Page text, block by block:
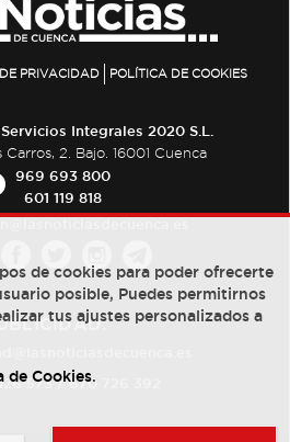
PRIVACIDAD POLÍTICA DE COOKIES
Integrales 2020 S.L.
Carros, 2. Bajo. 16001 Cuenca
969 693 800
601 119 818
573/670 726 392
de cookies para poder ofrecerte
posible, Puedes permitirnos
tus ajustes personalizados a
de Cookies.